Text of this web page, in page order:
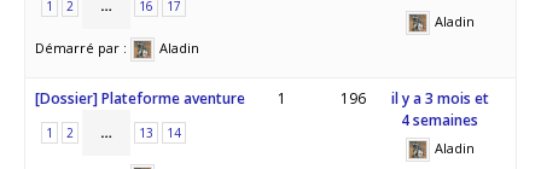
1 2 … 16 17
Démarré par : Aladin
Aladin
[Dossier] Plateforme aventure
1 2 … 13 14
1 196
il y a 3 mois et
4 semaines
Aladin